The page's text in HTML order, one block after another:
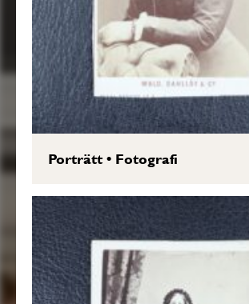
Porträtt• Fotografi